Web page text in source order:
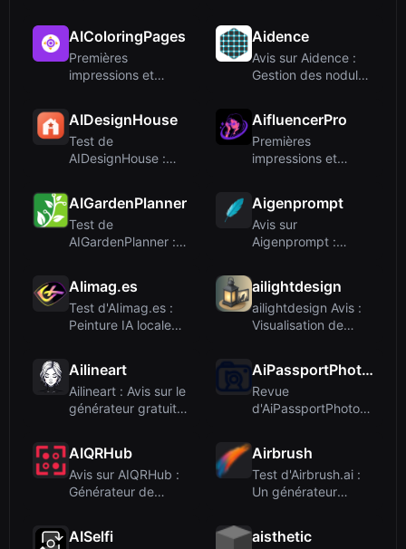
AIColoringPages
Premières
impressions et
Aidence
Avis sur Aidence :
Gestion des nodules
AIDesignHouse
Test de
AIDesignHouse :
AifluencerPro
Premières
impressions et
AIGardenPlanner
Test de
AIGardenPlanner :
Aigenprompt
Avis sur
Aigenprompt :
AIimag.es
Test d'AIimag.es :
Peinture IA locale
ailightdesign
ailightdesign Avis :
Visualisation de
Ailineart
Ailineart : Avis sur le
générateur gratuit
AiPassportPhotos
Revue
d'AiPassportPhotos :
AIQRHub
Avis sur AIQRHub :
Générateur de
Airbrush
Test d'Airbrush.ai :
Un générateur
AISelfi aisthetic